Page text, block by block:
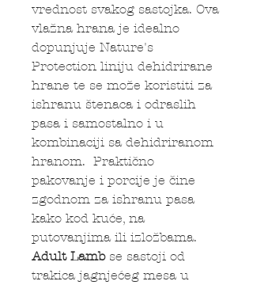
vrednost svakog sastojka. Ova
vlažna hrana je idealno
dopunjuje Nature's
Protection liniju dehidrirane
hrane te se može koristiti za
ishranu štenaca i odraslih
pasa i samostalno i u
kombinaciji sa dehidriranom
hranom. Praktično
pakovanje i porcije je čine
zgodnom za ishranu pasa
kako kod kuće, na
putovanjima ili izložbama.
Adult Lambse sastoji od
trakica jagnjećeg mesa u